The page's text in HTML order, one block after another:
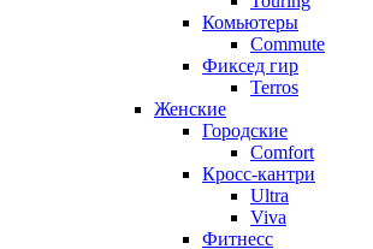
Комьютеры
Commute
Фиксед гир
Terros
Женские
Городские
Comfort
Кросс-кантри
Ultra
Viva
Фитнесс